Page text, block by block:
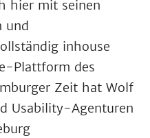
hier mit seinen
und
inhouse
Plattform des
Zeit hat Wolf
Usability-Agenturen